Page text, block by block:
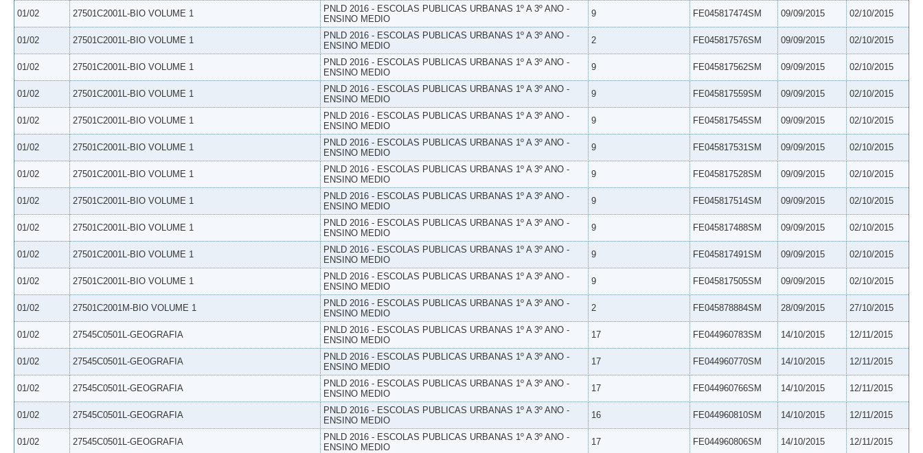
01/02 27501C2001L-BIO VOLUME 1
PNLD 2016 - ESCOLAS PUBLICAS URBANAS 1º A 3º ANO -
ENSINO MEDIO
9 FE045817474SM 09/09/2015 02/10/2015
01/02 27501C2001L-BIO VOLUME 1
PNLD 2016 - ESCOLAS PUBLICAS URBANAS 1º A 3º ANO -
ENSINO MEDIO
2 FE045817576SM 09/09/2015 02/10/2015
01/02 27501C2001L-BIO VOLUME 1
PNLD 2016 - ESCOLAS PUBLICAS URBANAS 1º A 3º ANO -
ENSINO MEDIO
9 FE045817562SM 09/09/2015 02/10/2015
01/02 27501C2001L-BIO VOLUME 1
PNLD 2016 - ESCOLAS PUBLICAS URBANAS 1º A 3º ANO -
ENSINO MEDIO
9 FE045817559SM 09/09/2015 02/10/2015
01/02 27501C2001L-BIO VOLUME 1
PNLD 2016 - ESCOLAS PUBLICAS URBANAS 1º A 3º ANO -
ENSINO MEDIO
9 FE045817545SM 09/09/2015 02/10/2015
01/02 27501C2001L-BIO VOLUME 1
PNLD 2016 - ESCOLAS PUBLICAS URBANAS 1º A 3º ANO -
ENSINO MEDIO
9 FE045817531SM 09/09/2015 02/10/2015
01/02 27501C2001L-BIO VOLUME 1
PNLD 2016 - ESCOLAS PUBLICAS URBANAS 1º A 3º ANO -
ENSINO MEDIO
9 FE045817528SM 09/09/2015 02/10/2015
01/02 27501C2001L-BIO VOLUME 1
PNLD 2016 - ESCOLAS PUBLICAS URBANAS 1º A 3º ANO -
ENSINO MEDIO
9 FE045817514SM 09/09/2015 02/10/2015
01/02 27501C2001L-BIO VOLUME 1
PNLD 2016 - ESCOLAS PUBLICAS URBANAS 1º A 3º ANO -
ENSINO MEDIO
9 FE045817488SM 09/09/2015 02/10/2015
01/02 27501C2001L-BIO VOLUME 1
PNLD 2016 - ESCOLAS PUBLICAS URBANAS 1º A 3º ANO -
ENSINO MEDIO
9 FE045817491SM 09/09/2015 02/10/2015
01/02 27501C2001L-BIO VOLUME 1
PNLD 2016 - ESCOLAS PUBLICAS URBANAS 1º A 3º ANO -
ENSINO MEDIO
9 FE045817505SM 09/09/2015 02/10/2015
01/02 27501C2001M-BIO VOLUME 1
PNLD 2016 - ESCOLAS PUBLICAS URBANAS 1º A 3º ANO -
ENSINO MEDIO
2 FE045878884SM 28/09/2015 27/10/2015
01/02 27545C0501L-GEOGRAFIA
PNLD 2016 - ESCOLAS PUBLICAS URBANAS 1º A 3º ANO -
ENSINO MEDIO
17 FE044960783SM 14/10/2015 12/11/2015
01/02 27545C0501L-GEOGRAFIA
PNLD 2016 - ESCOLAS PUBLICAS URBANAS 1º A 3º ANO -
ENSINO MEDIO
17 FE044960770SM 14/10/2015 12/11/2015
01/02 27545C0501L-GEOGRAFIA
PNLD 2016 - ESCOLAS PUBLICAS URBANAS 1º A 3º ANO -
ENSINO MEDIO
17 FE044960766SM 14/10/2015 12/11/2015
01/02 27545C0501L-GEOGRAFIA
PNLD 2016 - ESCOLAS PUBLICAS URBANAS 1º A 3º ANO -
ENSINO MEDIO
16 FE044960810SM 14/10/2015 12/11/2015
01/02 27545C0501L-GEOGRAFIA
PNLD 2016 - ESCOLAS PUBLICAS URBANAS 1º A 3º ANO -
ENSINO MEDIO
17 FE044960806SM 14/10/2015 12/11/2015